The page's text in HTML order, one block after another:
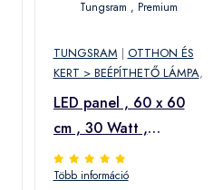
TUNGSRAM | OTTHON ÉS
KERT > BEÉPÍTHETŐ LÁMPA,
LED panel , 60 x 60
cm , 30 Watt ,
természetes fehér ,
LUX (120lm/W) ,
Több információ